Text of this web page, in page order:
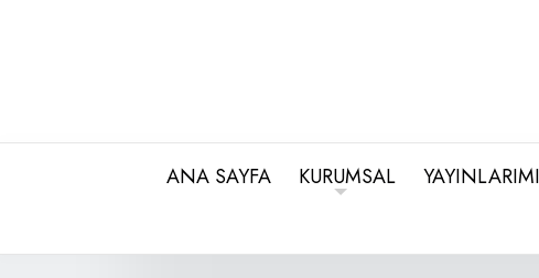
ANA SAYFA KURUMSAL